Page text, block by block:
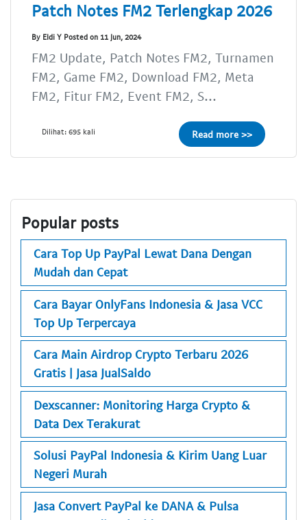
Patch Notes FM2 Terlengkap 2026
By Eldi Y Posted on 11 Jun, 2024
FM2 Update, Patch Notes FM2, Turnamen
FM2, Game FM2, Download FM2, Meta
FM2, Fitur FM2, Event FM2, S...
Dilihat: 695 kali Read more >>
Popular posts
Cara Top Up PayPal Lewat Dana Dengan
Mudah dan Cepat
Cara Bayar OnlyFans Indonesia & Jasa VCC
Top Up Terpercaya
Cara Main Airdrop Crypto Terbaru 2026
Gratis | Jasa JualSaldo
Dexscanner: Monitoring Harga Crypto &
Data Dex Terakurat
Solusi PayPal Indonesia & Kirim Uang Luar
Negeri Murah
Jasa Convert PayPal ke DANA & Pulsa